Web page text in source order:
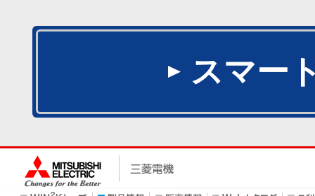
スマー